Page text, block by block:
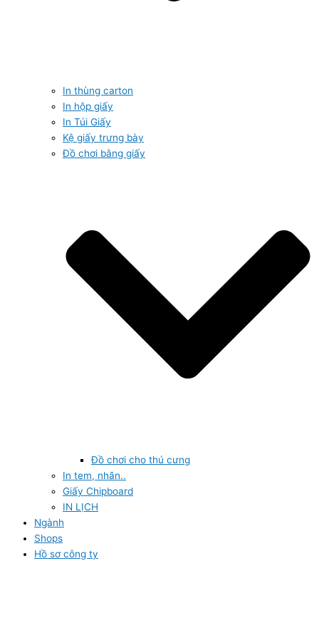
In thùng carton
In hộp giấy
In Túi Giấy
Kệ giấy trưng bày
Đồ chơi bằng giấy
Đồ chơi cho thú cưng
In tem, nhãn..
Giấy Chipboard
IN LỊCH
Ngành
Shops
Hồ sơ công ty